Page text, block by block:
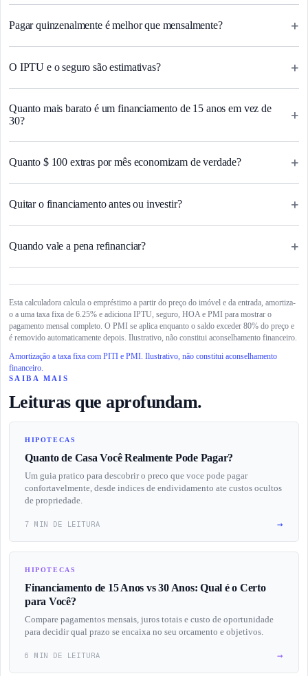
Pagar quinzenalmente é melhor que mensalmente? +
O IPTU e o seguro são estimativas? +
Quanto mais barato é um financiamento de 15 anos em vez de
30?
+
Quanto $ 100 extras por mês economizam de verdade? +
Quitar o financiamento antes ou investir? +
Quando vale a pena refinanciar? +
Esta calculadora calcula o empréstimo a partir do preço do imóvel e da entrada, amortiza-
o a uma taxa fixa de 6.25% e adiciona IPTU, seguro, HOA e PMI para mostrar o
pagamento mensal completo. O PMI se aplica enquanto o saldo exceder 80% do preço e
é removido automaticamente depois. Ilustrativo, não constitui aconselhamento financeiro.
Amortização a taxa fixa com PITI e PMI. Ilustrativo, não constitui aconselhamento
financeiro.
SAIBA MAIS
Leituras que aprofundam.
HIPOTECAS
Quanto de Casa Você Realmente Pode Pagar?
Um guia pratico para descobrir o preco que voce pode pagar
confortavelmente, desde indices de endividamento ate custos ocultos
de propriedade.
7 MIN DE LEITURA →
HIPOTECAS
Financiamento de 15 Anos vs 30 Anos: Qual é o Certo
para Você?
Compare pagamentos mensais, juros totais e custo de oportunidade
para decidir qual prazo se encaixa no seu orcamento e objetivos.
6 MIN DE LEITURA →